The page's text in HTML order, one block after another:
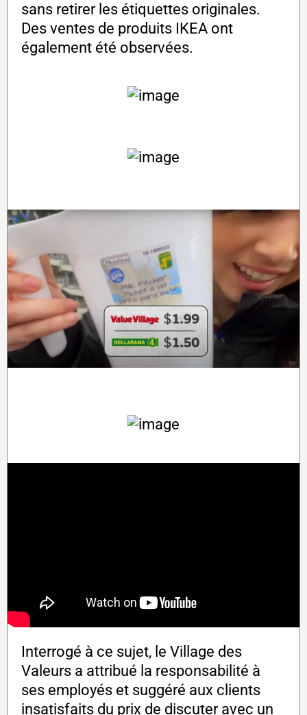
sans retirer les étiquettes originales.
Des ventes de produits IKEA ont
également été observées.
Interrogé à ce sujet, le Village des
Valeurs a attribué la responsabilité à
ses employés et suggéré aux clients
insatisfaits du prix de discuter avec un